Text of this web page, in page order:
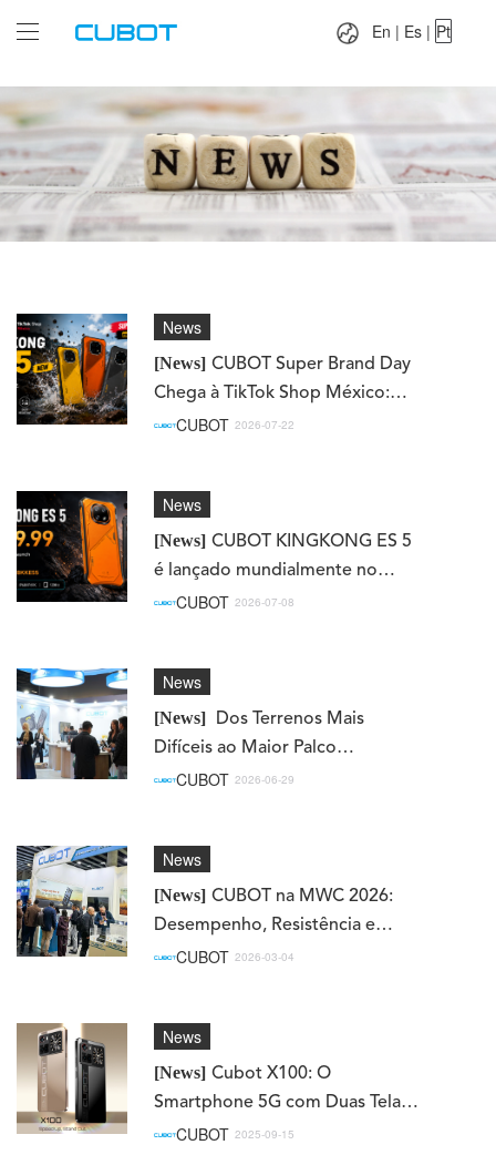
En | Es | Pt
[News] CUBOT Super Brand Day
Chega à TikTok Shop México:
Conheça o Novo KingKong ES5
News
CUBOT 2026-07-22
[News] CUBOT KINGKONG ES 5
é lançado mundialmente no
AliExpress com oferta por
News
CUBOT 2026-07-08
[News]
Dos Terrenos Mais
Difíceis ao Maior Palco
Tecnológico da América Latina:
News
CUBOT 2026-06-29
[News] CUBOT na MWC 2026:
Desempenho, Resistência e
Valor Incomparável
News
CUBOT 2026-03-04
[News] Cubot X100: O
Smartphone 5G com Duas Telas
que Redefine a Inovação
News
CUBOT 2025-09-15